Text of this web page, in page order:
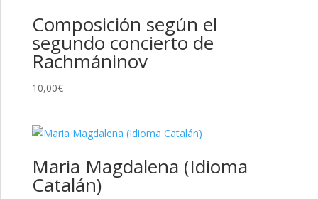
Composición según el
segundo concierto de
Rachmáninov
10,00€
Maria Magdalena (Idioma
Catalán)